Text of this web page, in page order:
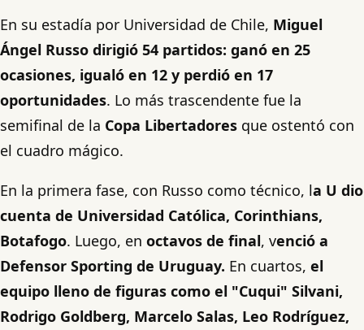
En su estadía por Universidad de Chile, Miguel
Ángel Russo dirigió 54 partidos: ganó en 25
ocasiones, igualó en 12 y perdió en 17
oportunidades. Lo más trascendente fue la
semifinal de la Copa Libertadores que ostentó con
el cuadro mágico.
En la primera fase, con Russo como técnico, la U dio
cuenta de Universidad Católica, Corinthians,
Botafogo. Luego, en octavos de final, venció a
Defensor Sporting de Uruguay. En cuartos, el
equipo lleno de figuras como el "Cuqui" Silvani,
Rodrigo Goldberg, Marcelo Salas, Leo Rodríguez,